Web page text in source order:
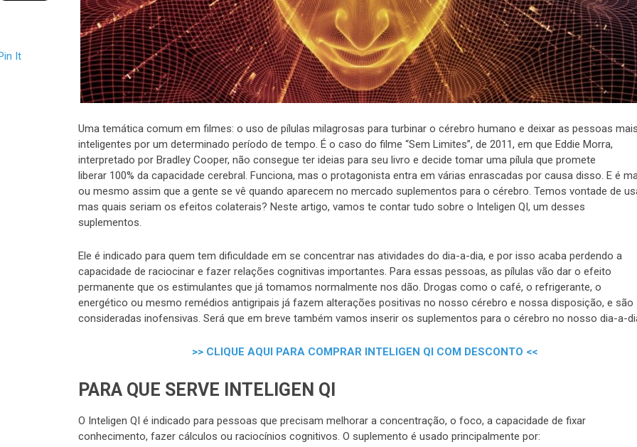
Uma temática comum em filmes: o uso de pílulas milagrosas para turbinar o cérebro humano e deixar as pessoas
inteligentes por um determinado período de tempo. É o caso do filme “Sem Limites”, de 2011, em que Eddie Morra,
interpretado por Bradley Cooper, não consegue ter ideias para seu livro e decide tomar uma pílula que promete
liberar 100% da capacidade cerebral. Funciona, mas o protagonista entra em várias enrascadas por causa disso. E é
ou mesmo assim que a gente se vê quando aparecem no mercado suplementos para o cérebro. Temos vontade de
mas quais seriam os efeitos colaterais? Neste artigo, vamos te contar tudo sobre o Inteligen QI, um desses
suplementos.
Ele é indicado para quem tem dificuldade em se concentrar nas atividades do dia-a-dia, e por isso acaba perdendo a
capacidade de raciocinar e fazer relações cognitivas importantes. Para essas pessoas, as pílulas vão dar o efeito
permanente que os estimulantes que já tomamos normalmente nos dão. Drogas como o café, o refrigerante, o
energético ou mesmo remédios antigripais já fazem alterações positivas no nosso cérebro e nossa disposição, e são
consideradas inofensivas. Será que em breve também vamos inserir os suplementos para o cérebro no nosso dia-a-
>> CLIQUE AQUI PARA COMPRAR INTELIGEN QI COM DESCONTO <<
PARA QUE SERVE INTELIGEN QI
O Inteligen QI é indicado para pessoas que precisam melhorar a concentração, o foco, a capacidade de fixar
conhecimento, fazer cálculos ou raciocínios cognitivos. O suplemento é usado principalmente por:
It